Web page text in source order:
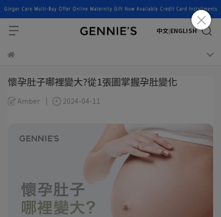
中文|ENGLISH
懷孕肚子哪裡變大?從1張圖掌握孕肚變化
Amber 2024-04-11